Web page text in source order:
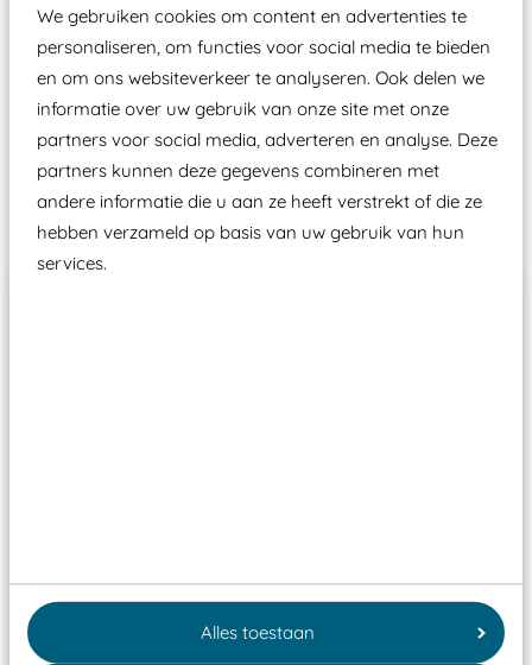
We gebruiken cookies om content en advertenties te
personaliseren, om functies voor social media te bieden
en om ons websiteverkeer te analyseren. Ook delen we
informatie over uw gebruik van onze site met onze
partners voor social media, adverteren en analyse. Deze
partners kunnen deze gegevens combineren met
andere informatie die u aan ze heeft verstrekt of die ze
hebben verzameld op basis van uw gebruik van hun
services.
Alles toestaan
aangewezen keuringsinstantie?
Wij ook speeltoestellen kunnen laten keuren zodat
ze toch binnen het Warenwetbesluit Attractie- en
Speeltoestellen vallen?
Past er goed bij